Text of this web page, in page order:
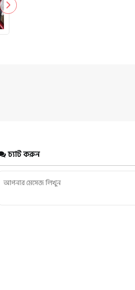
চ্যাট করুন